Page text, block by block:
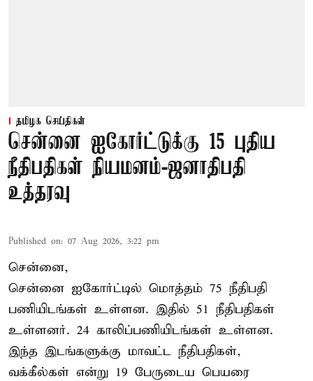
தமிழக செய்திகள்
சென்னை ஐகோர்ட்டுக்கு 15 புதிய
நீதிபதிகள் நியமனம்-ஜனாதிபதி
உத்தரவு
Published on: 07 Aug 2026, 3:22 pm
சென்னை,
சென்னை ஐகோர்ட்டில் மொத்தம் 75 நீதிபதி
பணியிடங்கள் உள்ளன. இதில் 51 நீதிபதிகள்
உள்ளனர். 24 காலிப்பணியிடங்கள் உள்ளன.
இந்த இடங்களுக்கு மாவட்ட நீதிபதிகள்,
வக்கீல்கள் என்று 19 பேருடைய பெயரை